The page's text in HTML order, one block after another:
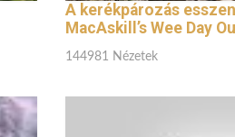
A kerékpározás
MacAskill’s Wee Day
144981 Nézetek